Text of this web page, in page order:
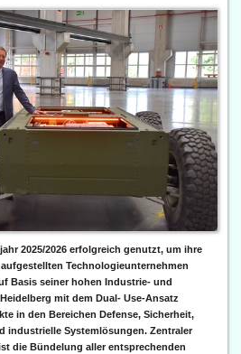
2025/2026 erfolgreich genutzt, um ihre
Technologieunternehmen
Basis seiner hohen Industrie- und
mit dem Dual- Use-Ansatz
in den Bereichen Defense, Sicherheit,
industrielle Systemlösungen. Zentraler
die Bündelung aller entsprechenden